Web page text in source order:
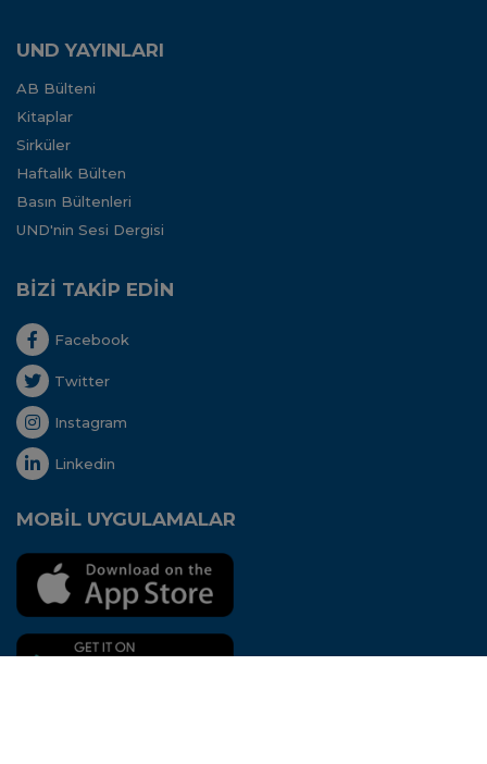
UND YAYINLARI
AB Bülteni
Kitaplar
Sirküler
Haftalık Bülten
Basın Bültenleri
UND'nin Sesi Dergisi
BİZİ TAKİP EDİN
Facebook
Twitter
Instagram
Linkedin
MOBİL UYGULAMALAR